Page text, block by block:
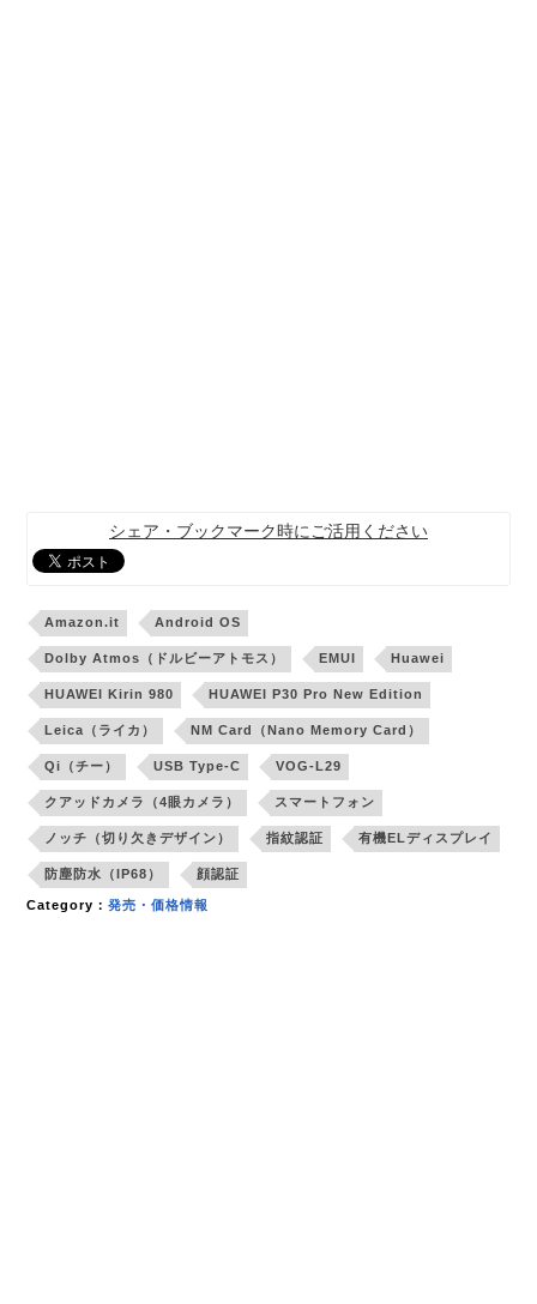
シェア・ブックマーク時にご活用ください
Amazon.it Android OS
Dolby Atmos（ドルビーアトモス） EMUI Huawei
HUAWEI Kirin 980 HUAWEI P30 Pro New Edition
Leica（ライカ） NM Card（Nano Memory Card）
Qi（チー） USB Type-C VOG-L29
クアッドカメラ（4眼カメラ） スマートフォン
ノッチ（切り欠きデザイン） 指紋認証 有機ELディスプレイ
防塵防水（IP68） 顔認証
Category：発売・価格情報